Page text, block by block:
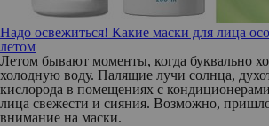
Надо освежиться! Какие маски для лица
летом
Летом бывают моменты, когда буквально
холодную воду. Палящие лучи солнца,
кислорода в помещениях с
лица свежести и сияния. Возможно,
внимание на маски.